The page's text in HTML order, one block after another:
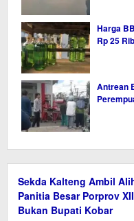
Harga
Rp 25
Antrean
Sekda Kalteng Ambil
Panitia Besar Porprov
Bukan Bupati Kobar